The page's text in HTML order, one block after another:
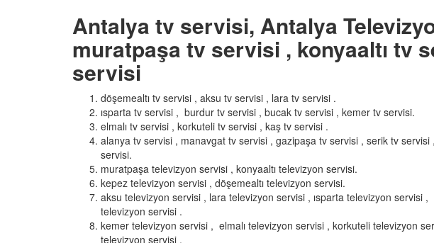
Antalya tv servisi, Antalya
muratpaşa tv servisi , konyaaltı tv
servisi
döşemealtı tv servisi , aksu tv servisi , lara tv servisi .
ısparta tv servisi , burdur tv servisi , bucak tv servisi , kemer tv servisi.
elmalı tv servisi , korkuteli tv servisi , kaş tv servisi .
alanya tv servisi , manavgat tv servisi , gazipaşa tv servisi , serik tv
servisi.
muratpaşa televizyon servisi , konyaaltı televizyon servisi.
kepez televizyon servisi , döşemealtı televizyon servisi.
aksu televizyon servisi , lara televizyon servisi , ısparta televizyon servisi
televizyon servisi .
kemer televizyon servisi , elmalı televizyon servisi , korkuteli televizyon
televizyon servisi .